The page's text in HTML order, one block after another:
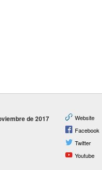
de 2017
Website
Facebook
Twitter
Youtube